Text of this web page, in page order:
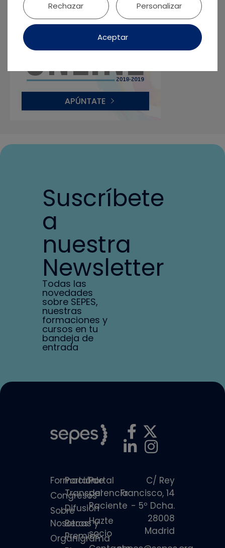
Suscríbete
a
nuestra
Newsletter
Todas las
novedades
sobre SEPES,
nuestras
formaciones y
cursos en tu
bandeja de
entrada
Formación
Congresos
Sobre
Nosotros
Organigrama
Portal de
Transparencia
Difusión
Becas y
Premios
Portal
del
Paciente
Hazte
socio
C/ Rey
Francisco, 14
- 5º Dcha.
28008
Madrid
Aceptar
Rechazar Personalizar